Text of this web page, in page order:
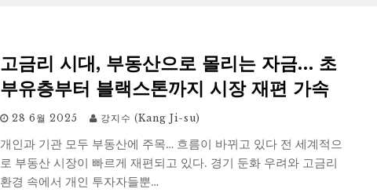
고금리 시대, 부동산으로 몰리는 자금… 초
부유층부터 블랙스톤까지 시장 재편 가속
28 6월 2025 강지수 (Kang Ji-su)
개인과 기관 모두 부동산에 주목… 흐름이 바뀌고 있다 전 세계적으
로 부동산 시장이 빠르게 재편되고 있다. 경기 둔화 우려와 고금리
환경 속에서 개인 투자자들뿐…